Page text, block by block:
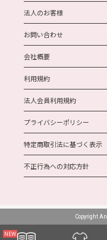
法人のお客様
お問い合わせ
会社概要
利用規約
法人会員利用規約
プライバシーポリシー
特定商取引法に基づく表示
不正行為への対応方針
Copyright